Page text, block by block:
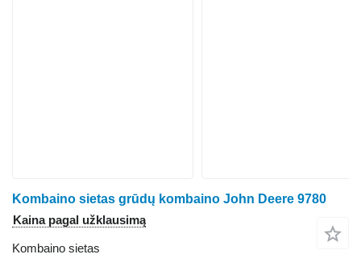
Kombaino sietas grūdų kombaino John Deere 9780
Kaina pagal užklausimą
Kombaino sietas